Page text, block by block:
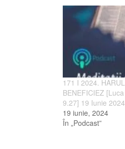
171 I 2024.
BENEFICIEZ
9.27] 19 Iunie 2024
19 iunie, 2024
În „Podcast”